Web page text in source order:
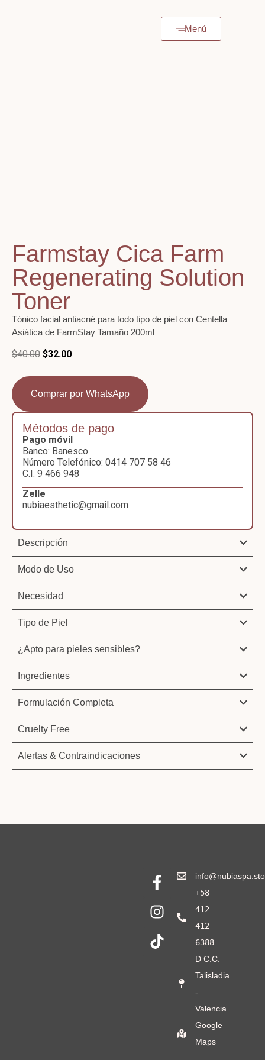
Menú
Farmstay Cica Farm
Regenerating Solution
Toner
Tónico facial antiacné para todo tipo de piel con Centella
Asiática de FarmStay Tamaño 200ml
$40.00 $32.00
Comprar por WhatsApp
Métodos de pago
Pago móvil
Banco: Banesco
Número Telefónico: 0414 707 58 46
C.I. 9 466 948
Zelle
nubiaesthetic@gmail.com
Descripción
Modo de Uso
Necesidad
Tipo de Piel
¿Apto para pieles sensibles?
Ingredientes
Formulación Completa
Cruelty Free
Alertas & Contraindicaciones
+58
412
412
6388
D C.C.
Talisladia
-
Valencia
Google
Maps